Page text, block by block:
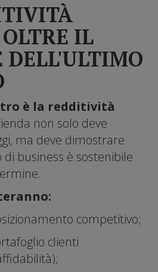
IL
DELL'ULTIMO
è la redditività
non solo deve
ma deve dimostrare
business è sostenibile
competitivo;
clienti